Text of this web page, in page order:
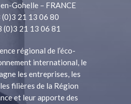
Gohelle – FRANCE
(0)3 21 13 06 80
(0)3 21 13 06 81
régional de l’éco-
international, le
les entreprises, les
filières de la Région
et leur apporte des